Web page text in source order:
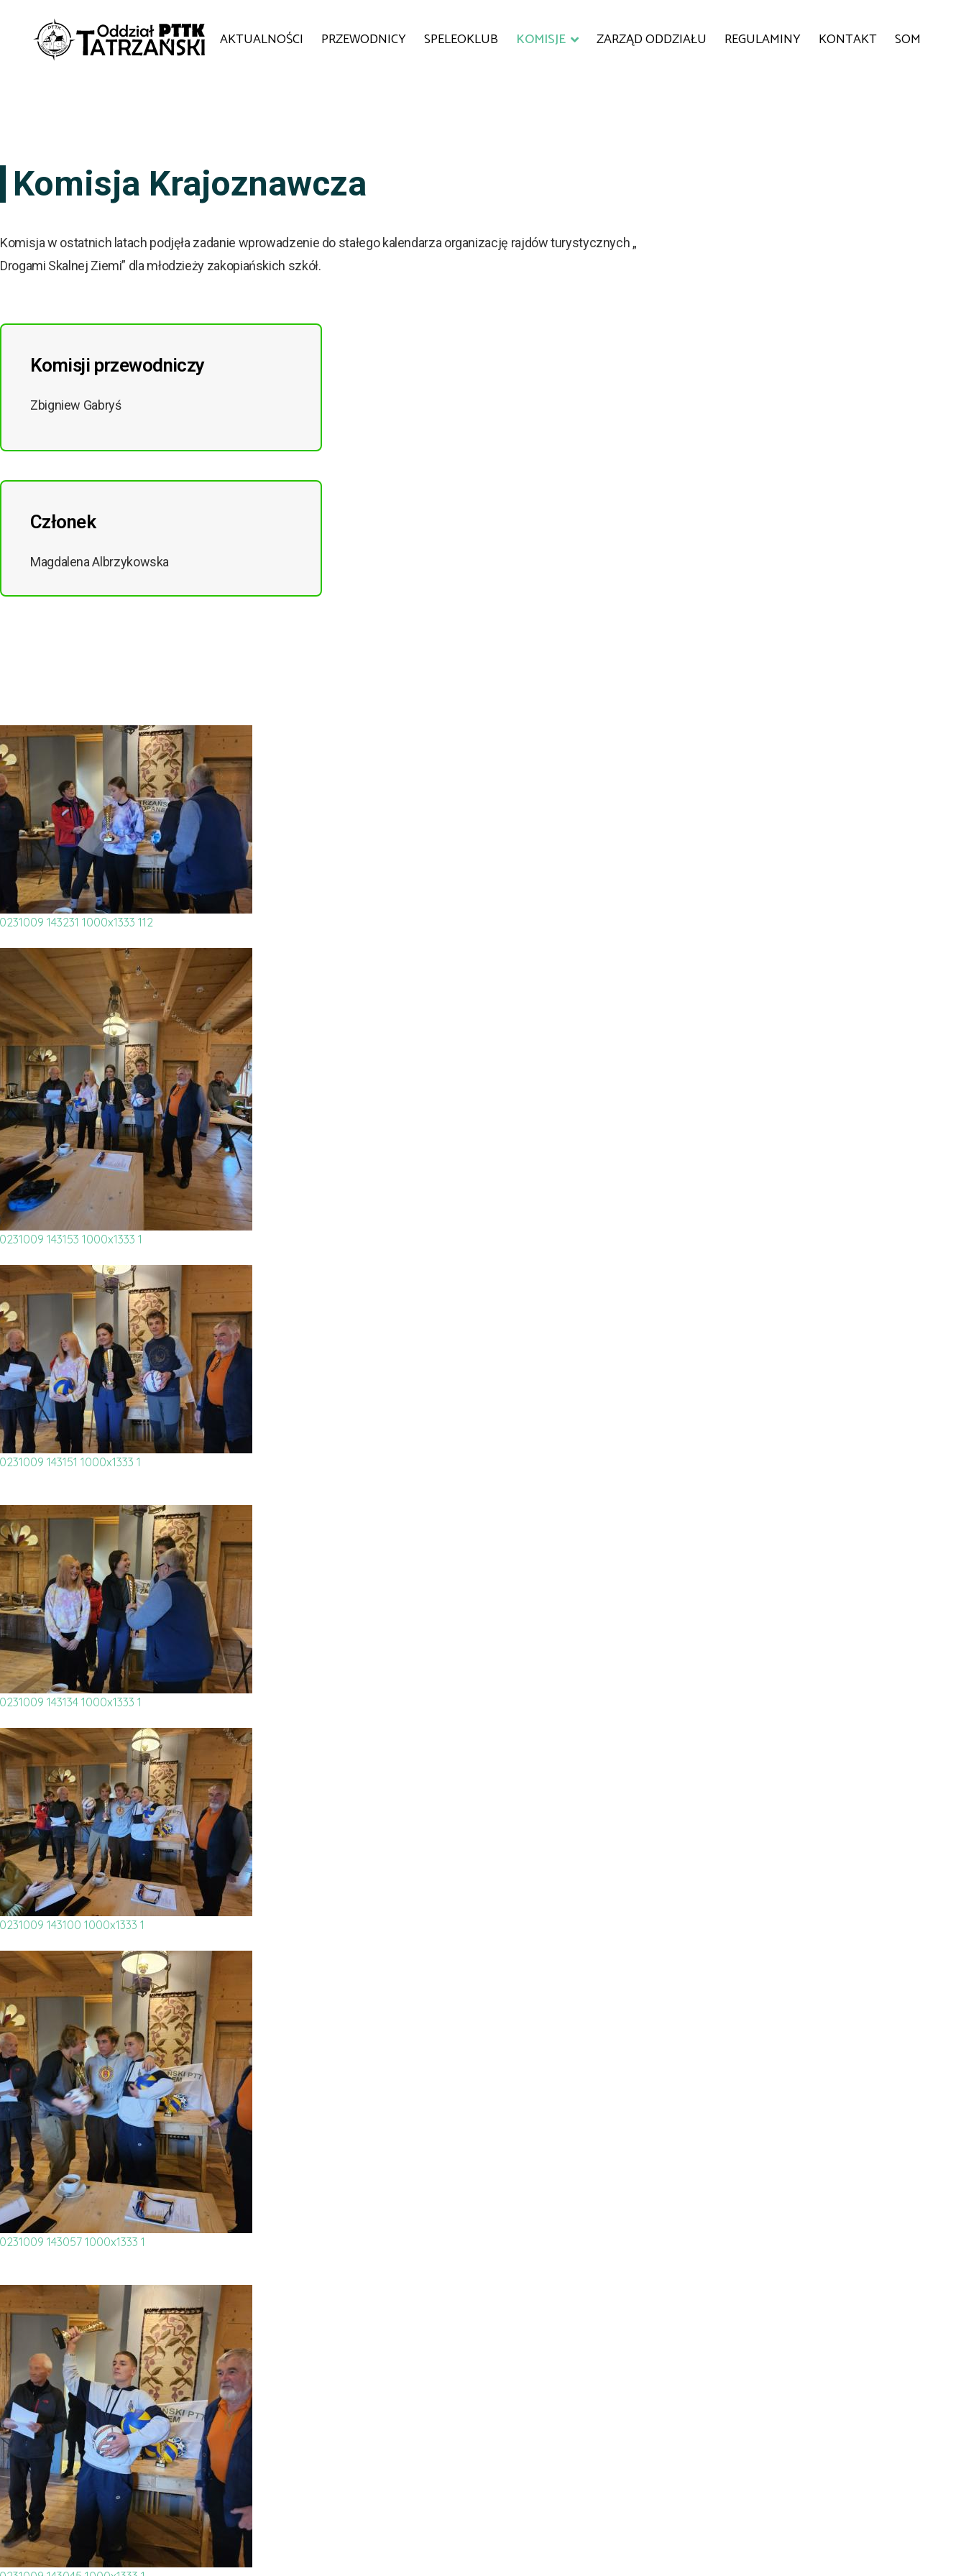
AKTUALNOŚCI PRZEWODNICY SPELEOKLUB KOMISJE ZARZĄD ODDZIAŁU REGULAMINY KONTAKT SOM
Komisja Krajoznawcza
Komisja w ostatnich latach podjęła zadanie wprowadzenie do stałego kalendarza organizację rajdów turystycznych „
Drogami Skalnej Ziemi” dla młodzieży zakopiańskich szkół.
Komisji przewodniczy
Zbigniew Gabryś
Członek
Magdalena Albrzykowska
143231 1000x1333 112
143153 1000x1333 1
143151 1000x1333 1
143134 1000x1333 1
143100 1000x1333 1
143057 1000x1333 1